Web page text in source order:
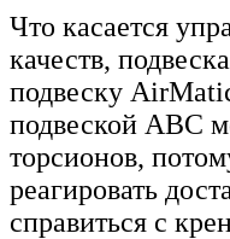
Что касается
качеств,
подвеску
подвеской ABC
торсионов,
реагировать
справиться с